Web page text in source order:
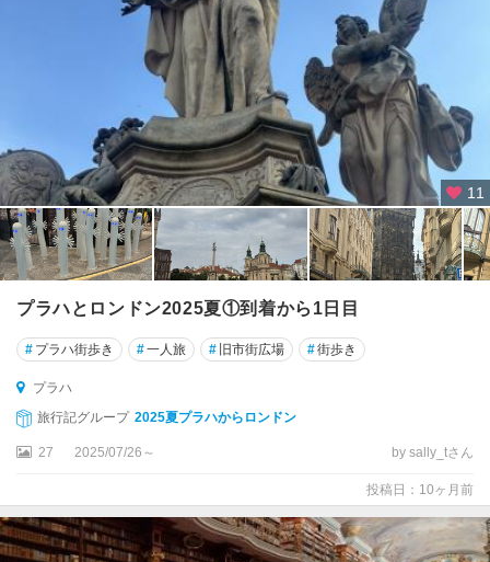
11
プラハとロンドン2025夏①到着から1日目
# プラハ街歩き #一人旅 # 旧市街広場 #街歩き
プラハ
旅行記グループ 2025夏プラハからロンドン
27 2025/07/26～ by sally_tさん
投稿日：10ヶ月前